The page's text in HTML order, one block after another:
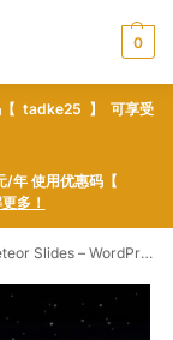
0
【 tadke25 】 可享受
/年 使用优惠码【
多！
Slides – WordPress plugin WordPress插件下载